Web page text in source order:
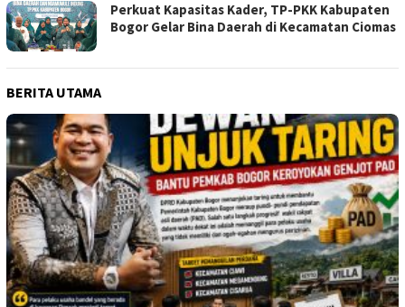
Perkuat Kapasitas Kader, TP-PKK Kabupaten
Bogor Gelar Bina Daerah di Kecamatan Ciomas
BERITA UTAMA